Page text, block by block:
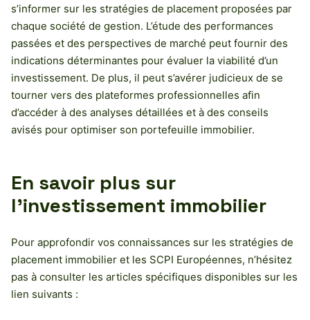
s’informer sur les stratégies de placement proposées par
chaque société de gestion. L’étude des performances
passées et des perspectives de marché peut fournir des
indications déterminantes pour évaluer la viabilité d’un
investissement. De plus, il peut s’avérer judicieux de se
tourner vers des plateformes professionnelles afin
d’accéder à des analyses détaillées et à des conseils
avisés pour optimiser son portefeuille immobilier.
En savoir plus sur
l’investissement immobilier
Pour approfondir vos connaissances sur les stratégies de
placement immobilier et les SCPI Européennes, n’hésitez
pas à consulter les articles spécifiques disponibles sur les
lien suivants :